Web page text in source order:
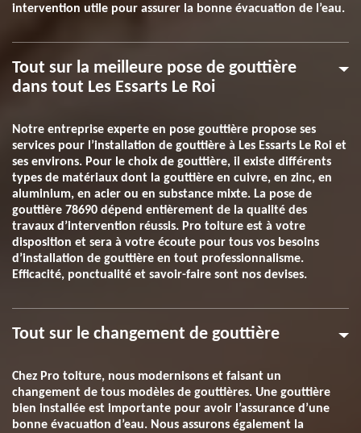
intervention utile pour assurer la bonne évacuation de l’eau.
Tout sur la meilleure pose de gouttière
dans tout Les Essarts Le Roi
Notre entreprise experte en pose gouttière propose ses
services pour l’installation de gouttière à Les Essarts Le Roi et
ses environs. Pour le choix de gouttière, il existe différents
types de matériaux dont la gouttière en cuivre, en zinc, en
aluminium, en acier ou en substance mixte. La pose de
gouttière 78690 dépend entièrement de la qualité des
travaux d’intervention réussis. Pro toiture est à votre
disposition et sera à votre écoute pour tous vos besoins
d’installation de gouttière en tout professionnalisme.
Efficacité, ponctualité et savoir-faire sont nos devises.
Tout sur le changement de gouttière
Chez Pro toiture, nous modernisons et faisant un
changement de tous modèles de gouttières. Une gouttière
bien installée est importante pour avoir l’assurance d’une
bonne évacuation d’eau. Nous assurons également la